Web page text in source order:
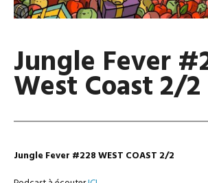
Jungle Fever
West Coast 2/2
Jungle Fever #228 WEST COAST 2/2